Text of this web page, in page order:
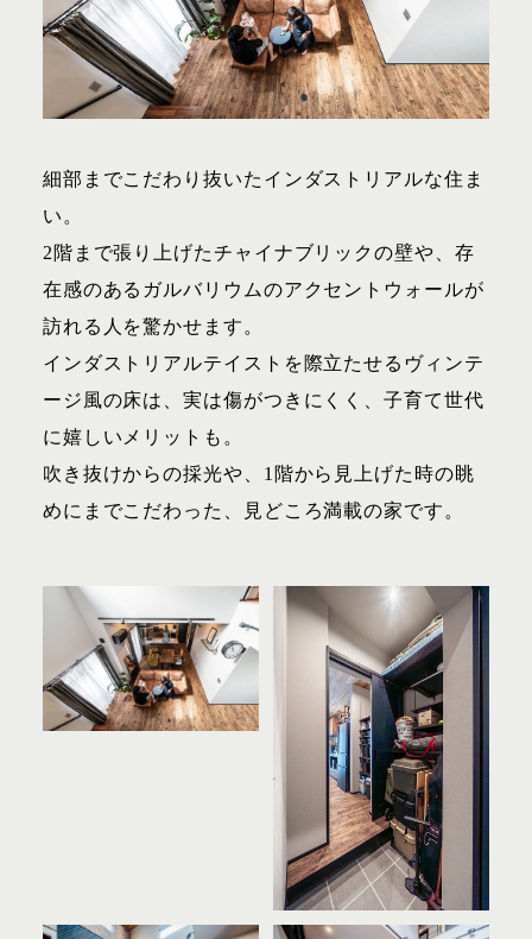
細部までこだわり抜いたインダストリアルな住ま
い。
2階まで張り上げたチャイナブリックの壁や、存
在感のあるガルバリウムのアクセントウォールが
訪れる人を驚かせます。
インダストリアルテイストを際立たせるヴィンテ
ージ風の床は、実は傷がつきにくく、子育て世代
に嬉しいメリットも。
吹き抜けからの採光や、1階から見上げた時の眺
めにまでこだわった、見どころ満載の家です。